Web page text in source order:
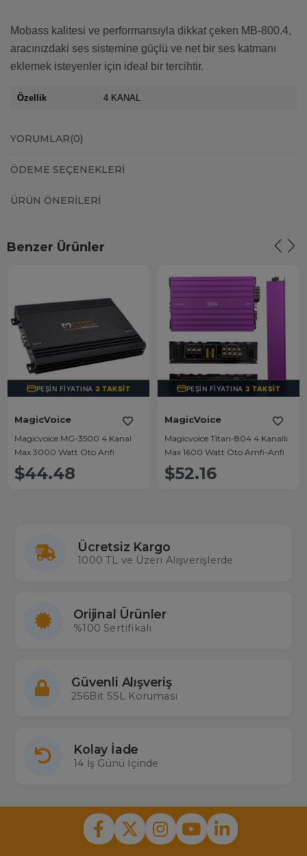
Mobass kalitesi ve performansıyla dikkat çeken MB-800.4,
aracınızdaki ses sistemine güçlü ve net bir ses katmanı
eklemek isteyenler için ideal bir tercihtir.
Özellik 4 KANAL
YORUMLAR(0)
ÖDEME SEÇENEKLERI
ÜRÜN ÖNERILERI
Benzer Ürünler
PEŞIN FIYATINA3 TAKSIT
MagicVoice
Magicvoice MG-3500 4 Kanal
Max 3000 Watt Oto Anfi
$44.48
PEŞIN FIYATINA3 TAKSIT
MagicVoice
Magicvoice Titan-804 4 Kanallı
Max 1600 Watt Oto Amfi-Anfi
$52.16
Ücretsiz Kargo
1000 TL ve Üzeri Alışverişlerde
Orijinal Ürünler
%100 Sertifikalı
Güvenli Alışveriş
256Bit SSL Koruması
Kolay İade
14 İş Günü İçinde